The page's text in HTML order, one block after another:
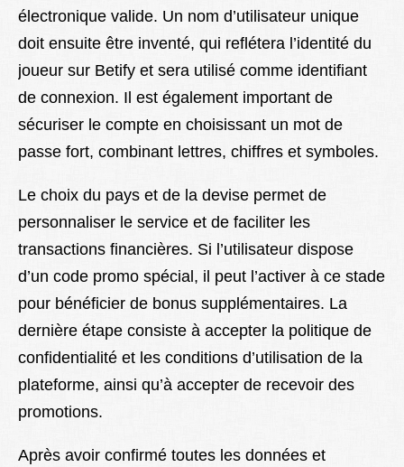
électronique valide. Un nom d’utilisateur unique
doit ensuite être inventé, qui reflétera l’identité du
joueur sur Betify et sera utilisé comme identifiant
de connexion. Il est également important de
sécuriser le compte en choisissant un mot de
passe fort, combinant lettres, chiffres et symboles.
Le choix du pays et de la devise permet de
personnaliser le service et de faciliter les
transactions financières. Si l’utilisateur dispose
d’un code promo spécial, il peut l’activer à ce stade
pour bénéficier de bonus supplémentaires. La
dernière étape consiste à accepter la politique de
confidentialité et les conditions d’utilisation de la
plateforme, ainsi qu’à accepter de recevoir des
promotions.
Après avoir confirmé toutes les données et